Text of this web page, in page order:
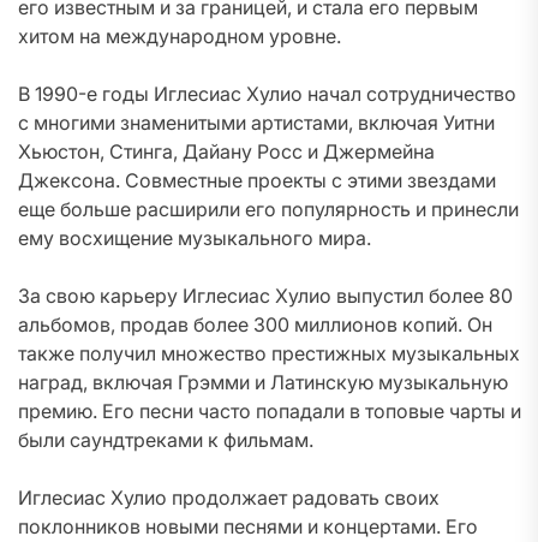
его известным и за границей, и стала его первым
хитом на международном уровне.
В 1990-е годы Иглесиас Хулио начал сотрудничество
с многими знаменитыми артистами, включая Уитни
Хьюстон, Стинга, Дайану Росс и Джермейна
Джексона. Совместные проекты с этими звездами
еще больше расширили его популярность и принесли
ему восхищение музыкального мира.
За свою карьеру Иглесиас Хулио выпустил более 80
альбомов, продав более 300 миллионов копий. Он
также получил множество престижных музыкальных
наград, включая Грэмми и Латинскую музыкальную
премию. Его песни часто попадали в топовые чарты и
были саундтреками к фильмам.
Иглесиас Хулио продолжает радовать своих
поклонников новыми песнями и концертами. Его